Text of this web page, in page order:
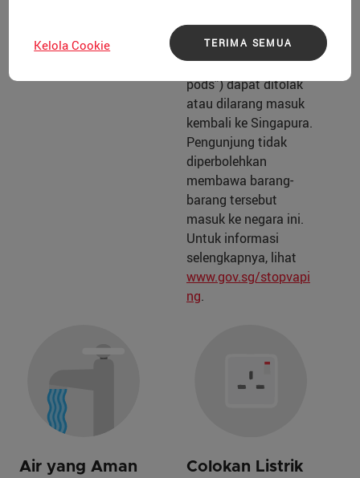
vape yang dicampur
dengan obat-obatan
seperti etomidate (“K-
pods”) dapat ditolak
atau dilarang masuk
kembali ke Singapura.
Pengunjung tidak
diperbolehkan
membawa barang-
barang tersebut
masuk ke negara ini.
Untuk informasi
selengkapnya, lihat
www.gov.sg/stopvapi
ng.
Air yang Aman
Colokan Listrik
TERIMA SEMUA
Kelola Cookie